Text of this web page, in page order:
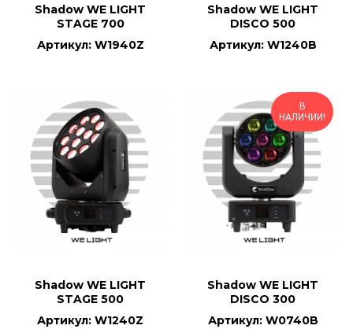
Shadow WE LIGHT
STAGE 700
Артикул: W1940Z
Shadow WE LIGHT
DISCO 500
Артикул: W1240B
Shadow WE LIGHT
STAGE 500
Артикул: W1240Z
В
НАЛИЧИИ!
Shadow WE LIGHT
DISCO 300
Артикул: W0740B